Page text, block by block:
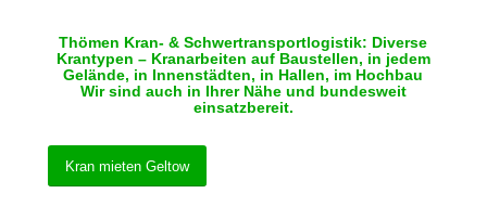
Thömen Kran- & Schwertransportlogistik: Diverse
Krantypen – Kranarbeiten auf Baustellen, in jedem
Gelände, in Innenstädten, in Hallen, im Hochbau
Wir sind auch in Ihrer Nähe und bundesweit
einsatzbereit.
Kran mieten Geltow